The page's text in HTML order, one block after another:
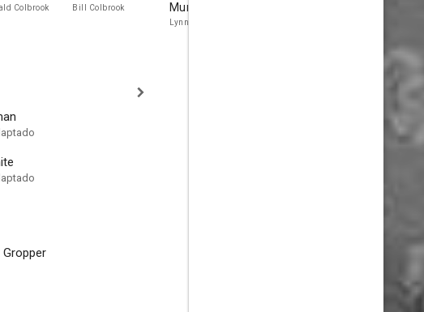
Colbrook Bill Colbrook
Murphy
Lynn Willard